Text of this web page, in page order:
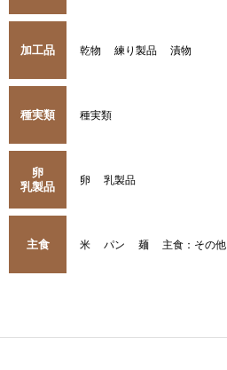
加工品 乾物 練り製品 漬物
種実類 種実類
卵
乳製品
卵 乳製品
主食 米 パン 麺 主食：その他